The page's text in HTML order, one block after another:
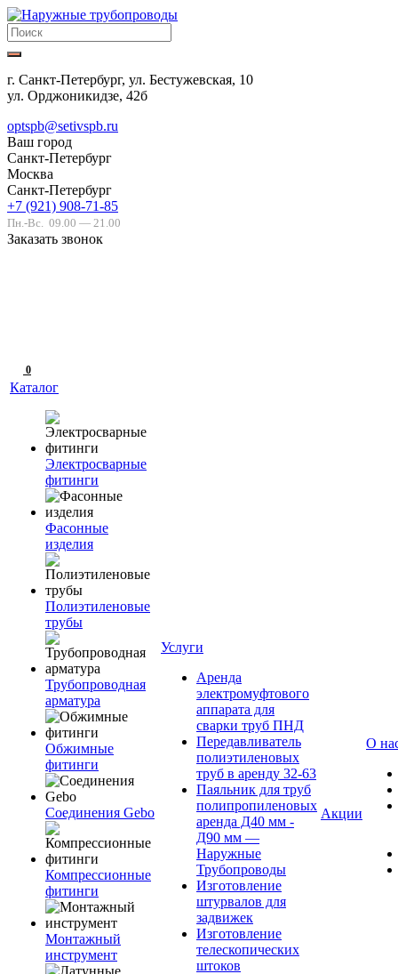
г. Санкт-Петербург, ул. Бестужевская, 10
ул. Орджоникидзе, 42б
optspb@setivspb.ru
Ваш город
Санкт-Петербург
Москва
Санкт-Петербург
+7 (921) 908-71-85
Пн.-Вс. 09.00 — 21.00
Заказать звонок
0
Каталог
Электросварные
фитинги
Фасонные
изделия
Полиэтиленовые
трубы
Трубопроводная
арматура
Обжимные
фитинги
Соединения Gebo
Компрессионные
фитинги
Монтажный
инструмент
Услуги
Аренда
электромуфтового
аппарата для
сварки труб ПНД
Передавливатель
полиэтиленовых
труб в аренду 32-63
Паяльник для труб
полипропиленовых
аренда Д40 мм -
Д90 мм —
Наружные
Трубопроводы
Изготовление
штурвалов для
задвижек
Изготовление
телескопических
штоков
Акции
О